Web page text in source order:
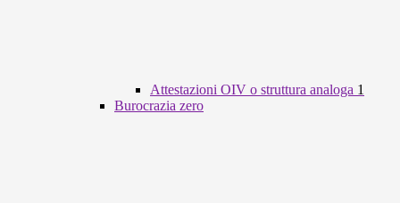
Attestazioni OIV o struttura analoga 1
Burocrazia zero